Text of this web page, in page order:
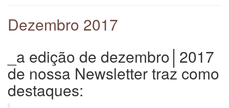
Dezembro 2017
_a edição de dezembro│2017
de nossa Newsletter traz como
destaques: